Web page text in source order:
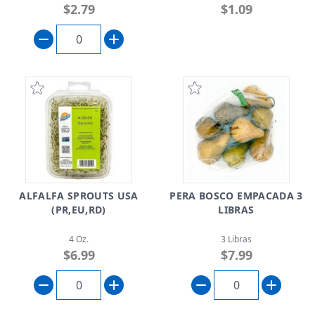
$2.79 $1.09
ALFALFA SPROUTS USA
(PR,EU,RD)
4 Oz.
$6.99
PERA BOSCO EMPACADA 3
LIBRAS
3 Libras
$7.99